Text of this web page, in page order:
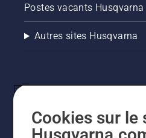
Postes vacants Husqvarna
Autres sites Husqvarna
Cookies sur le